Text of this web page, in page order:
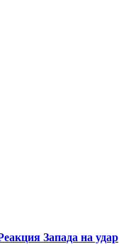
Запада на удар